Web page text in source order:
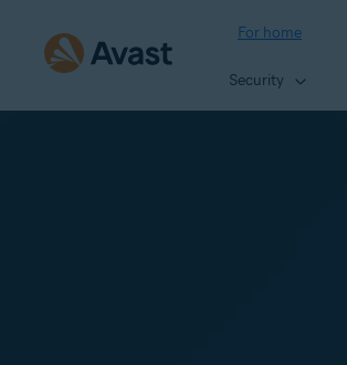
For home
Security